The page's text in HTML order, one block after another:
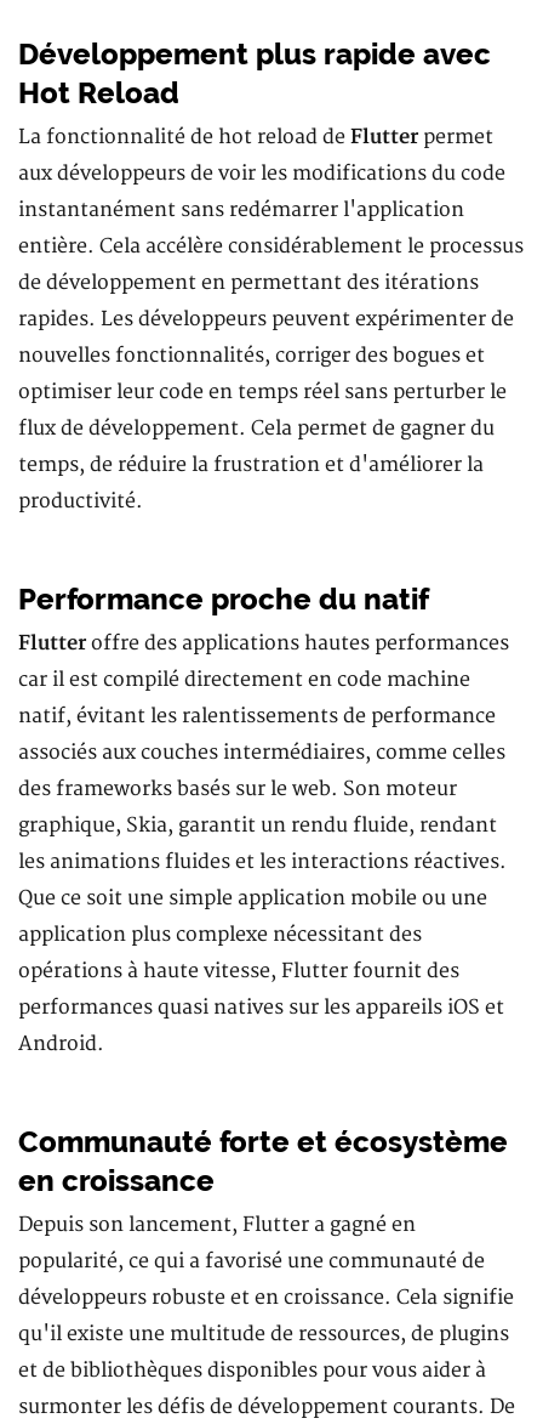
Développement plus rapide avec
Hot Reload
La fonctionnalité de hot reload de Flutter permet
aux développeurs de voir les modifications du code
instantanément sans redémarrer l'application
entière. Cela accélère considérablement le processus
de développement en permettant des itérations
rapides. Les développeurs peuvent expérimenter de
nouvelles fonctionnalités, corriger des bogues et
optimiser leur code en temps réel sans perturber le
flux de développement. Cela permet de gagner du
temps, de réduire la frustration et d'améliorer la
productivité.
Performance proche du natif
Flutter offre des applications hautes performances
car il est compilé directement en code machine
natif, évitant les ralentissements de performance
associés aux couches intermédiaires, comme celles
des frameworks basés sur le web. Son moteur
graphique, Skia, garantit un rendu fluide, rendant
les animations fluides et les interactions réactives.
Que ce soit une simple application mobile ou une
application plus complexe nécessitant des
opérations à haute vitesse, Flutter fournit des
performances quasi natives sur les appareils iOS et
Android.
Communauté forte et écosystème
en croissance
Depuis son lancement, Flutter a gagné en
popularité, ce qui a favorisé une communauté de
développeurs robuste et en croissance. Cela signifie
qu'il existe une multitude de ressources, de plugins
et de bibliothèques disponibles pour vous aider à
surmonter les défis de développement courants. De